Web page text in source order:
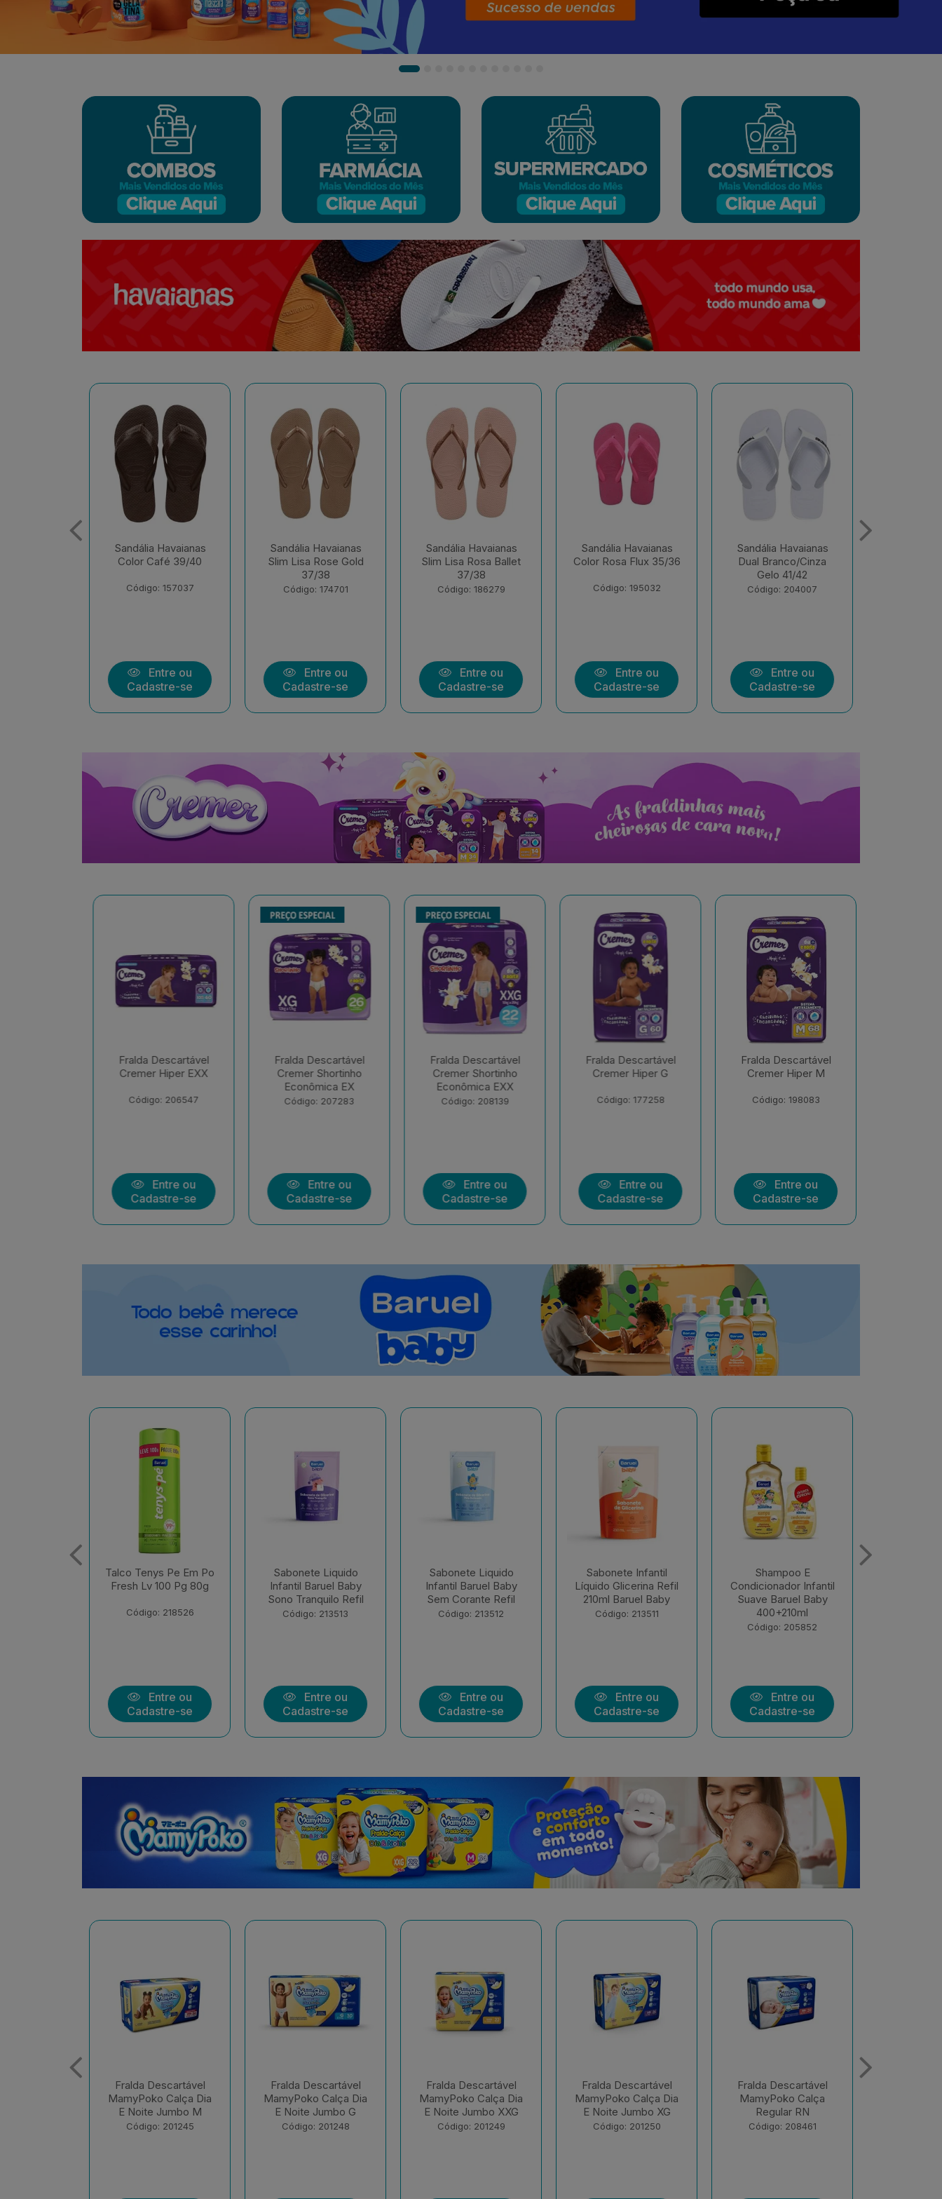
Sandália Havaianas
Slim Lisa Rose Gold
Código: 174701
Entre ou
Cadastre-se
Sandália Havaianas
Slim Lisa Rosa Ballet
37/38
Código: 186279
Entre ou
Cadastre-se
Sandália Havaianas
Color Rosa Flux 35/36
Código: 195032
Entre ou
Cadastre-se
Sandália Havaianas
Dual Branco/Cinza
Código: 204007
Entre ou
Cadastre-se
Sandália Havaianas
Color Rosa Ballet
37/38
Código: 216024
Entre ou
Cadastre-se
Fralda Descartável
Cremer Shortinho
Código: 207283
Entre ou
Cadastre-se
Fralda Descartável
Cremer Shortinho
Econômica EXX
Código: 208139
Entre ou
Cadastre-se
Fralda Descartável
Cremer Hiper G
Código: 177258
Entre ou
Cadastre-se
Fralda Descartável
Cremer Hiper M
Código: 198083
Entre ou
Cadastre-se
Fralda Descartável
Cremer Hiper EXX
Código: 206547
Entre ou
Cadastre-se
Sabonete Liquido
Infantil Baruel Baby
Código: 213513
Entre ou
Cadastre-se
Sabonete Liquido
Infantil Baruel Baby
Sem Corante Refil
Código: 213512
Entre ou
Cadastre-se
Sabonete Infantil
Líquido Glicerina Refil
210ml Baruel Baby
Código: 213511
Entre ou
Cadastre-se
Shampoo E
Condicionador Infantil
Suave Baruel Baby
400+210ml
Entre ou
Cadastre-se
Sabonete Infantil
Líquido Sono Tranquilo
400ml Baruel Baby
Código: 199364
Entre ou
Cadastre-se
Fralda Descartável
MamyPoko Calça Dia
E Noite Jumbo G
Código: 201248
Fralda Descartável
MamyPoko Calça Dia
E Noite Jumbo XXG
Código: 201249
Fralda Descartável
MamyPoko Calça Dia
E Noite Jumbo XG
Código: 201250
Fralda Descartável
MamyPoko Calça
Regular RN
Código: 208461
Fralda Descartável
MamyPoko Calça Dia
E Noite Giga M 68
Unid...